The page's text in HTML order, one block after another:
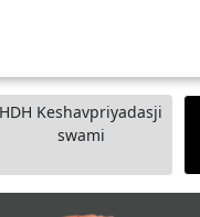
HDH Keshavpriyadasji
swami